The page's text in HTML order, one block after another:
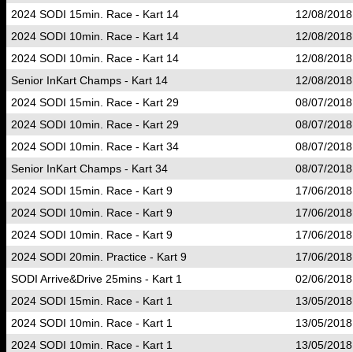
2024 SODI 15min. Race - Kart 14
12/08/
2024 SODI 10min. Race - Kart 14
12/08/
2024 SODI 10min. Race - Kart 14
12/08/
Senior InKart Champs - Kart 14
12/08/
2024 SODI 15min. Race - Kart 29
08/07/
2024 SODI 10min. Race - Kart 29
08/07/
2024 SODI 10min. Race - Kart 34
08/07/
Senior InKart Champs - Kart 34
08/07/
2024 SODI 15min. Race - Kart 9
17/06/
2024 SODI 10min. Race - Kart 9
17/06/
2024 SODI 10min. Race - Kart 9
17/06/
2024 SODI 20min. Practice - Kart 9
17/06/
SODI Arrive&Drive 25mins - Kart 1
02/06/
2024 SODI 15min. Race - Kart 1
13/05/
2024 SODI 10min. Race - Kart 1
13/05/
2024 SODI 10min. Race - Kart 1
13/05/